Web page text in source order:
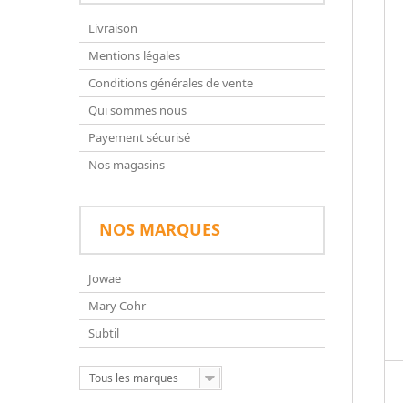
Livraison
Mentions légales
Conditions générales de vente
Qui sommes nous
Payement sécurisé
Nos magasins
NOS MARQUES
Jowae
Mary Cohr
Subtil
Tous les marques